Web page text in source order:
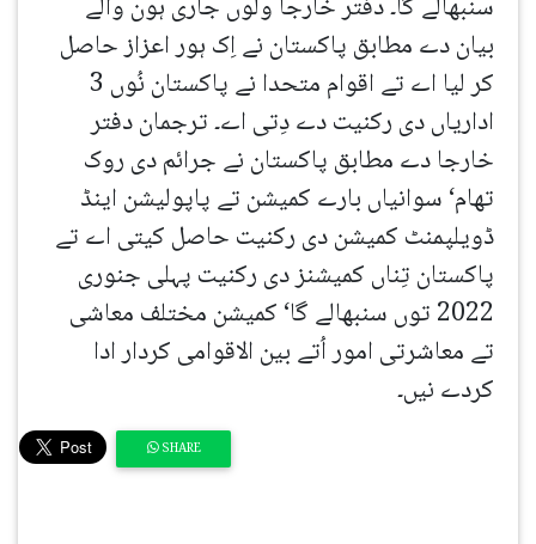
سنبھالے گا۔ دفتر خارجا ولوں جاری ہون والے
بیان دے مطابق پاکستان نے اِک ہور اعزاز حاصل
کر لیا اے تے اقوام متحدا نے پاکستان نُوں 3
اداریاں دی رکنیت دے دِتی اے۔ ترجمان دفتر
خارجا دے مطابق پاکستان نے جرائم دی روک
تھام‘ سوانیاں بارے کمیشن تے پاپولیشن اینڈ
ڈویلپمنٹ کمیشن دی رکنیت حاصل کیتی اے تے
پاکستان تِناں کمیشنز دی رکنیت پہلی جنوری
2022 توں سنبھالے گا‘ کمیشن مختلف معاشی
تے معاشرتی امور اُتے بین الاقوامی کردار ادا
کردے نیں۔
SHARE